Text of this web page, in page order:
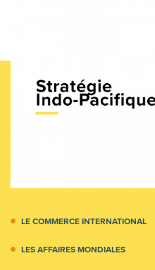
LE COMMERCE INTERNATIONAL
LES AFFAIRES MONDIALES